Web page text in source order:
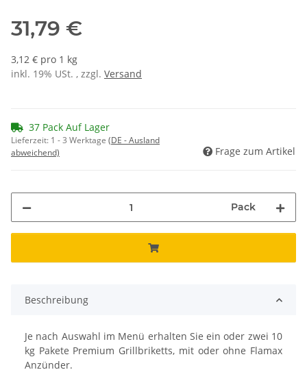
31,79 €
3,12 € pro 1 kg
inkl. 19% USt. , zzgl. Versand
37 Pack Auf Lager
Lieferzeit: 1 - 3 Werktage (DE - Ausland
abweichend)
Frage zum Artikel
Pack
Beschreibung
Je nach Auswahl im Menü erhalten Sie ein oder zwei 10
kg Pakete Premium Grillbriketts, mit oder ohne Flamax
Anzünder.